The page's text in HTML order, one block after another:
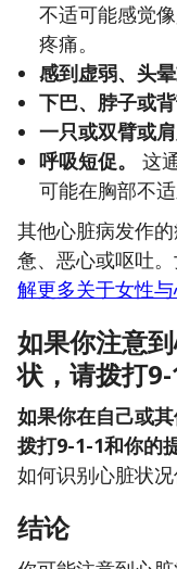
不适可能感觉
疼痛。
感到虚弱、头晕
下巴、脖子或
一只或双臂或
呼吸短促。
这
可能在胸部不适
其他心脏病发作
惫、恶心或呕吐。
解更多关于女性
如果你注意
状，请拨打9-
如果你在自己或
拨打9-1-1和你的
如何识别心脏状况
结论